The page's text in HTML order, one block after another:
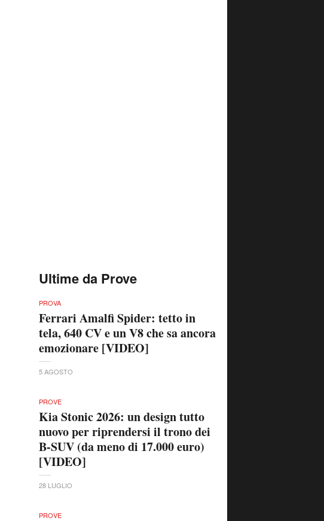
Ultime da Prove
PROVA
Ferrari Amalfi Spider: tetto in
tela, 640 CV e un V8 che sa ancora
emozionare [VIDEO]
5 AGOSTO
PROVE
Kia Stonic 2026: un design tutto
nuovo per riprendersi il trono dei
B-SUV (da meno di 17.000 euro)
[VIDEO]
28 LUGLIO
PROVE